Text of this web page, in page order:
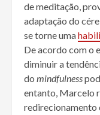
de meditação,
adaptação do
se torne uma
De acordo com o
diminuir a
do mindfulness
entanto, Marcelo
redirecionamento